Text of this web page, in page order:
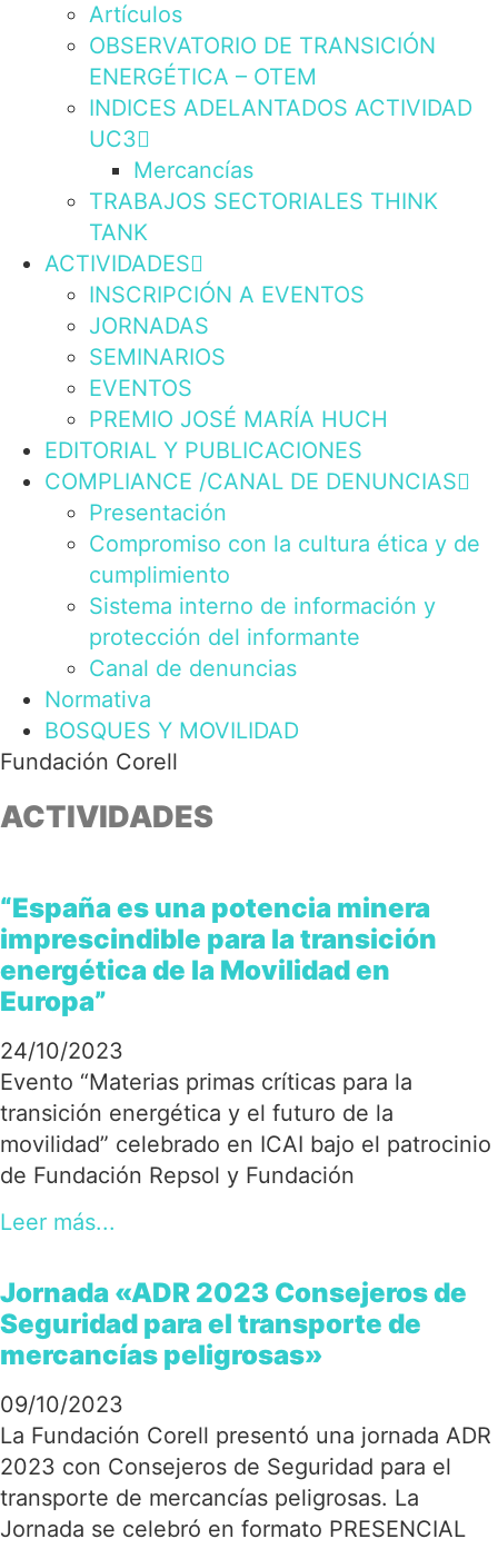
Artículos
OBSERVATORIO DE TRANSICIÓN
ENERGÉTICA – OTEM
INDICES ADELANTADOS ACTIVIDAD
UC3
Mercancías
TRABAJOS SECTORIALES THINK
TANK
ACTIVIDADES
INSCRIPCIÓN A EVENTOS
JORNADAS
SEMINARIOS
EVENTOS
PREMIO JOSÉ MARÍA HUCH
EDITORIAL Y PUBLICACIONES
COMPLIANCE /CANAL DE DENUNCIAS
Presentación
Compromiso con la cultura ética y de
cumplimiento
Sistema interno de información y
protección del informante
Canal de denuncias
Normativa
BOSQUES Y MOVILIDAD
Fundación Corell
ACTIVIDADES
“España es una potencia minera
imprescindible para la transición
energética de la Movilidad en
Europa”
24/10/2023
Evento “Materias primas críticas para la
transición energética y el futuro de la
movilidad” celebrado en ICAI bajo el patrocinio
de Fundación Repsol y Fundación
Leer más...
Jornada «ADR 2023 Consejeros de
Seguridad para el transporte de
mercancías peligrosas»
09/10/2023
La Fundación Corell presentó una jornada ADR
2023 con Consejeros de Seguridad para el
transporte de mercancías peligrosas. La
Jornada se celebró en formato PRESENCIAL